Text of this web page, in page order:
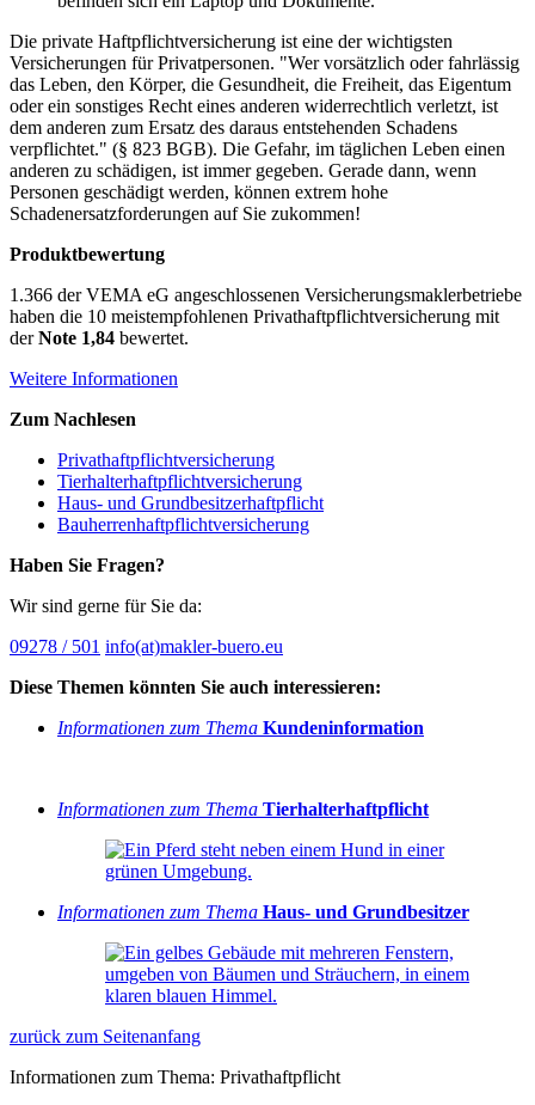
Die private Haftpflichtversicherung ist eine der wichtigsten
Versicherungen für Privatpersonen. "Wer vorsätzlich oder fahrlässig
das Leben, den Körper, die Gesundheit, die Freiheit, das Eigentum
oder ein sonstiges Recht eines anderen widerrechtlich verletzt, ist
dem anderen zum Ersatz des daraus entstehenden Schadens
verpflichtet." (§ 823 BGB). Die Gefahr, im täglichen Leben einen
anderen zu schädigen, ist immer gegeben. Gerade dann, wenn
Personen geschädigt werden, können extrem hohe
Schadenersatzforderungen auf Sie zukommen!
Produktbewertung
1.366 der VEMA eG angeschlossenen Versicherungsmaklerbetriebe
haben die 10 meistempfohlenen Privathaftpflichtversicherung mit
derNote 1,84 bewertet.
Weitere Informationen
Zum Nachlesen
Privathaftpflichtversicherung
Tierhalterhaftpflichtversicherung
Haus- und Grundbesitzerhaftpflicht
Bauherrenhaftpflichtversicherung
Haben Sie Fragen?
Wir sind gerne für Sie da:
09278 / 501 info(at)makler-buero.eu
Diese Themen könnten Sie auch interessieren:
Informationen zum Thema Kundeninformation
Informationen zum Thema Tierhalterhaftpflicht
Informationen zum Thema Haus- und Grundbesitzer
zurück zum Seitenanfang
Informationen zum Thema: Privathaftpflicht